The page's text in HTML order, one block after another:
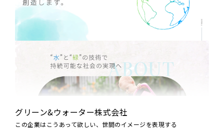
グリーン&ウォーター株式会社
この企業はこうあって欲しい、世間のイメージを表現する